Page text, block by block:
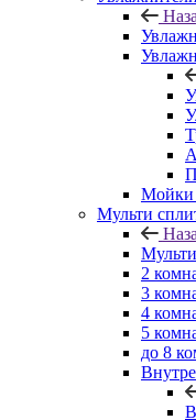
Мойки
Мульти
2
3
4
5
до 8